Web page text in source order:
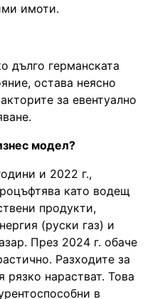
имоти.
дълго германската
остава неясно
за евентуално
модел?
и 2022 г.,
като водещ
продукти,
(руски газ) и
През 2024 г. обаче
Разходите за
рязко нарастват. Това
в